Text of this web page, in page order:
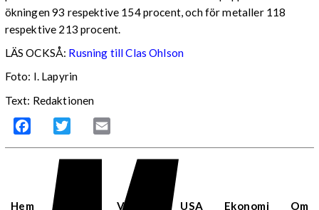
ökningen 93 respektive 154 procent, och för metaller 118
respektive 213 procent.
LÄS OCKSÅ: Rusning till Clas Ohlson
Foto: I. Lapyrin
Text: Redaktionen
Facebook Twitter
Hem Världen USA Ekonomi Om